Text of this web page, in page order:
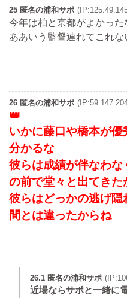
25 匿名の浦和サポ
今年は柏と京都がよかった
ああいう監督連れてこれな
26 匿名の浦和サポ
いかに藤口や橋本が優
分かるな
彼らは成績が伴なわ
の前で堂々と出てきた
彼らはどっかの逃げ
間とは違ったからね
26.1 匿名の浦和サポ
近場ならサポと一緒に